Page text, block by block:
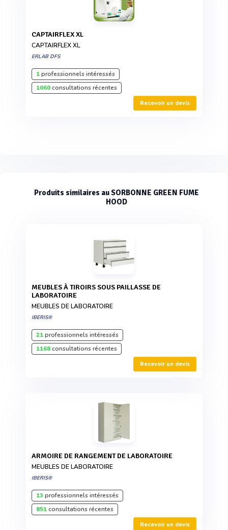
CAPTAIRFLEX XL
CAPTAIRFLEX XL
ERLAB DFS
1professionnels intéressés
1060consultations récentes
Recevoir un devis
Produits similaires au SORBONNE GREEN FUME
HOOD
MEUBLES À TIROIRS SOUS PAILLASSE DE
LABORATOIRE
MEUBLES DE LABORATOIRE
IBERIS®
21professionnels intéressés
1168consultations récentes
Recevoir un devis
ARMOIRE DE RANGEMENT DE LABORATOIRE
MEUBLES DE LABORATOIRE
IBERIS®
13 professionnels intéressés
851consultations récentes
Recevoir un devis